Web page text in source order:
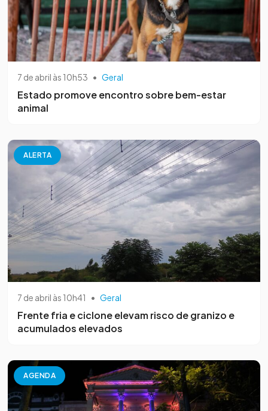
7 de abril às 10h53 • Geral
Estado promove encontro sobre bem-estar
animal
ALERTA
7 de abril às 10h41 • Geral
Frente fria e ciclone elevam risco de granizo e
acumulados elevados
AGENDA